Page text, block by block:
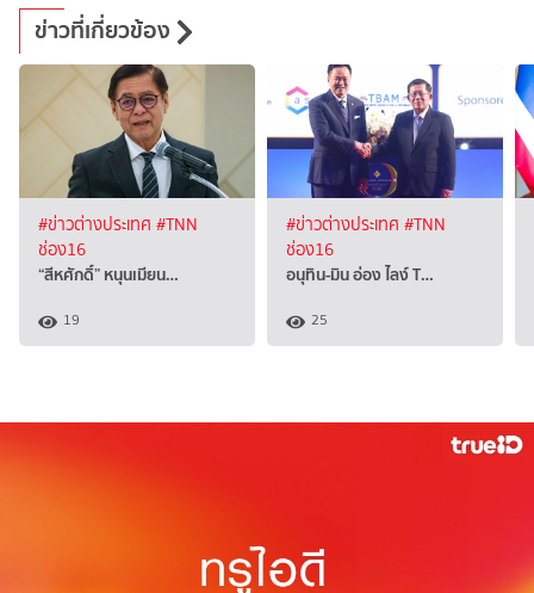
ข่าวที่เกี่ยวข้อง
#ข่าวต่างประเทศ #TNN
ช่อง16
“สีหศักดิ์”​ หนุนเมียน…
19
#ข่าวต่างประเทศ #TNN
ช่อง16
อนุทิน-มิน อ่อง ไลง์ T…
25